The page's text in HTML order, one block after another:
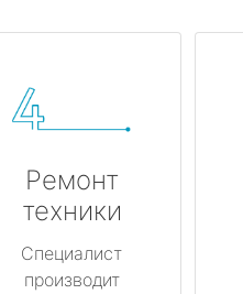
Ремонт
техники
Специалист
производит